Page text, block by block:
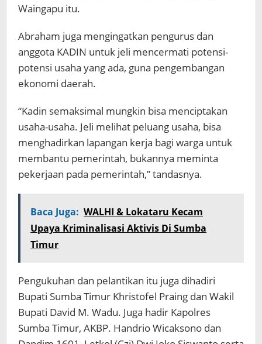
Waingapu itu.
Abraham juga mengingatkan pengurus dan
anggota KADIN untuk jeli mencermati potensi-
potensi usaha yang ada, guna pengembangan
ekonomi daerah.
“Kadin semaksimal mungkin bisa menciptakan
usaha-usaha. Jeli melihat peluang usaha, bisa
menghadirkan lapangan kerja bagi warga untuk
membantu pemerintah, bukannya meminta
pekerjaan pada pemerintah,” tandasnya.
Baca Juga: WALHI & Lokataru Kecam
Upaya Kriminalisasi Aktivis Di Sumba
Timur
Pengukuhan dan pelantikan itu juga dihadiri
Bupati Sumba Timur Khristofel Praing dan Wakil
Bupati David M. Wadu. Juga hadir Kapolres
Sumba Timur, AKBP. Handrio Wicaksono dan